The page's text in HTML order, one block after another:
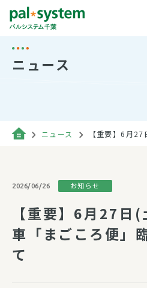
ニュース
ニュース 【重要】6月
2026/06/26 お知らせ
【重要】6月27
車「まごころ便」
て